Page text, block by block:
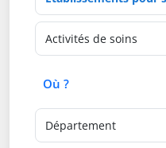
Activités de soins
Où ?
Département